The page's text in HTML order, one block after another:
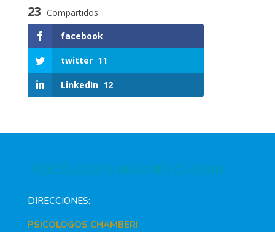
23 Compartidos
facebook
twitter 11
LinkedIn 12
PSICÓLOGOS MADRID CEPSIM
DIRECCIONES:
PSICOLOGOS CHAMBERI